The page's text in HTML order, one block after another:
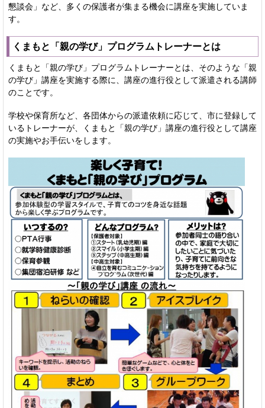
懇談会」など、多くの保護者が集まる機会に講座を実施していま
す。
くまもと「親の学び」プログラムトレーナーとは
くまもと「親の学び」プログラムトレーナーとは、そのような「親
の学び」講座を実施する際に、講座の進行役として派遣される講師
のことです。
学校や保育所など、各団体からの派遣依頼に応じて、市に登録して
いるトレーナーが、くまもと「親の学び」講座の進行役として講座
の実施やお手伝いをします。